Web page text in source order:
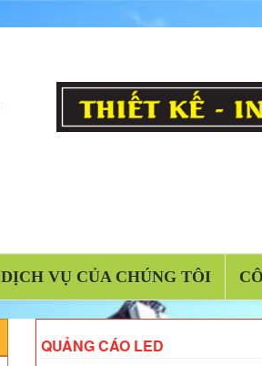
DỊCH VỤ CỦA CHÚNG TÔI
QUẢNG CÁO LED